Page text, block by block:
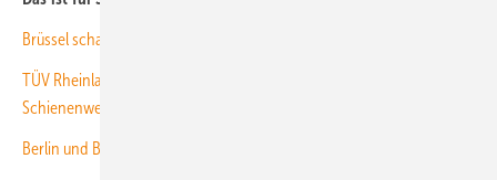
Brüssel schafft Ausschreibungspflicht teilweise ab
TÜV Rheinland untersucht Ausbaupotenzial der Photovoltaik an
Schienenwegen
Berlin und Brandenburg brauchen 39 Gigawatt Photovoltaik